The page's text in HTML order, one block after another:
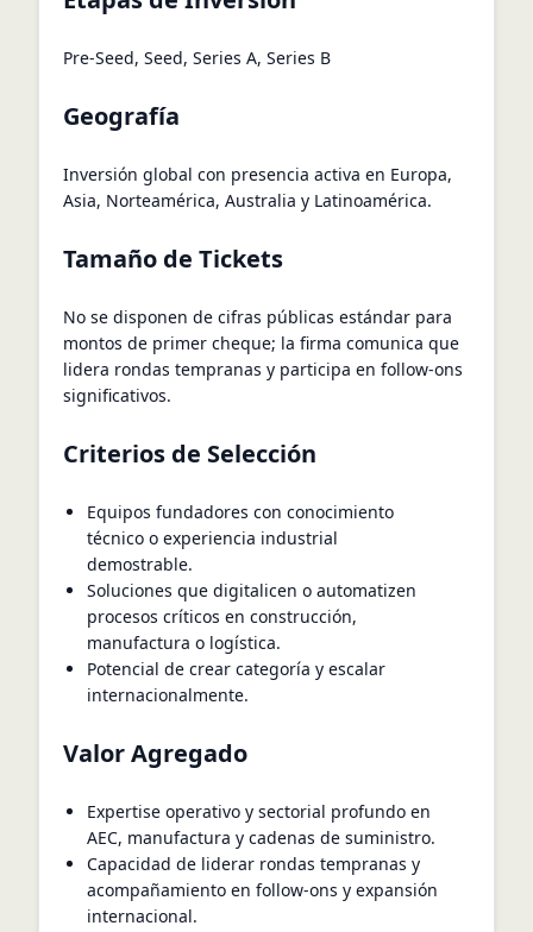
Pre-Seed, Seed, Series A, Series B
Geografía
Inversión global con presencia activa en Europa,
Asia, Norteamérica, Australia y Latinoamérica.
Tamaño de Tickets
No se disponen de cifras públicas estándar para
montos de primer cheque; la firma comunica que
lidera rondas tempranas y participa en follow‑ons
significativos.
Criterios de Selección
Equipos fundadores con conocimiento
técnico o experiencia industrial
demostrable.
Soluciones que digitalicen o automatizen
procesos críticos en construcción,
manufactura o logística.
Potencial de crear categoría y escalar
internacionalmente.
Valor Agregado
Expertise operativo y sectorial profundo en
AEC, manufactura y cadenas de suministro.
Capacidad de liderar rondas tempranas y
acompañamiento en follow‑ons y expansión
internacional.